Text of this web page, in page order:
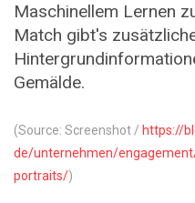
Maschinellem Lernen
Match gibt's
Gemälde.
(Source: Screenshot / https://
de/unternehmen/
portraits/)